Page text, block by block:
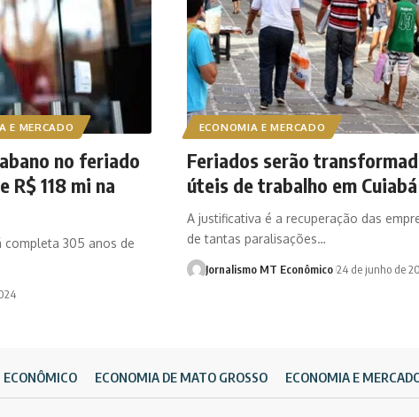
E MERCADO
no feriado
R$ 118 mi na
completa 305 anos de
ECONOMIA E MERCADO
Feriados serão
úteis de trabalho em Cuiabá
A justificativa é a recuperação das
de tantas paralisações…
Jornalismo MT Econômico 24 de junho de
ECONÔMICO ECONOMIA DE MATO GROSSO ECONOMIA E